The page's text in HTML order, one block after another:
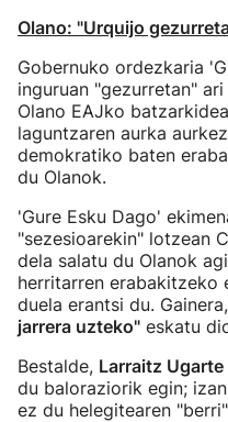
Olano: "Urquijo
Gobernuko ordezkaria
inguruan "gezurretan"
Olano EAJko
laguntzaren aurka
demokratiko baten
du Olanok.
'Gure Esku Dago'
"sezesioarekin" lotzean
dela salatu du Olanok
herritarren erabakitzeko
duela erantsi du. Gainera,
jarrera uzteko" eskatu
Bestalde, Larraitz Ugarte
du baloraziorik egin;
ez du helegitearen